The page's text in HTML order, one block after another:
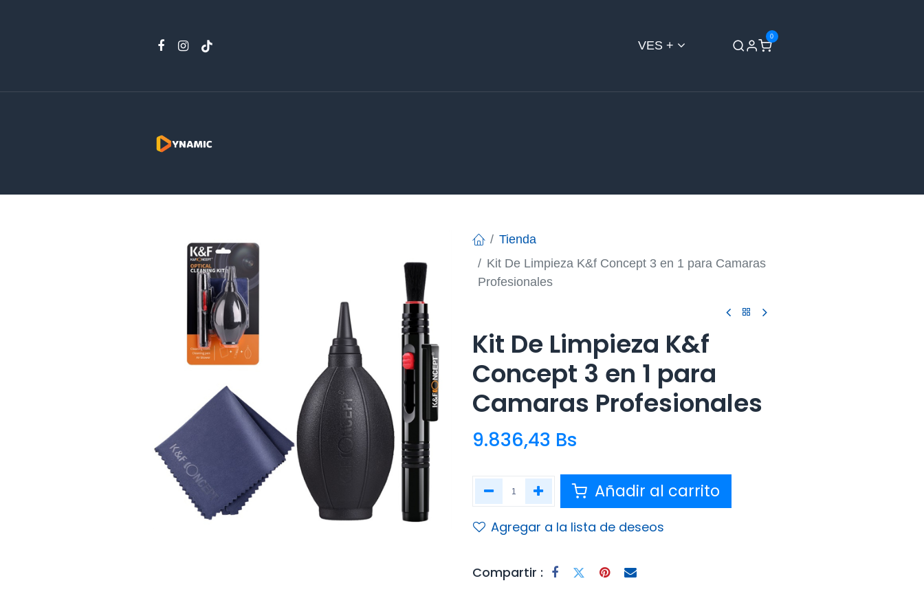
VES +
0
Tienda
Kit De Limpieza K&f Concept 3 en 1 para Camaras
Profesionales
Kit De Limpieza K&f
Concept 3 en 1 para
Camaras Profesionales
9.836,43 Bs
Añadir al carrito
Agregar a la lista de deseos
Compartir :